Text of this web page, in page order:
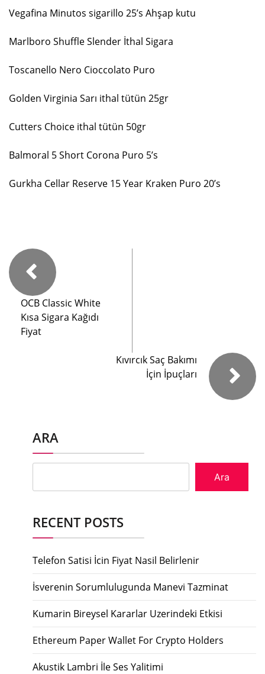
Vegafina Minutos sigarillo 25’s Ahşap kutu
Marlboro Shuffle Slender İthal Sigara
Toscanello Nero Cioccolato Puro
Golden Virginia Sarı ithal tütün 25gr
Cutters Choice ithal tütün 50gr
Balmoral 5 Short Corona Puro 5’s
Gurkha Cellar Reserve 15 Year Kraken Puro 20’s
OCB Classic White
Kısa Sigara Kağıdı
Fiyat
Kıvırcık Saç Bakımı
İçin İpuçları
ARA
Ara
RECENT POSTS
Telefon Satisi İcin Fiyat Nasil Belirlenir
İsverenin Sorumlulugunda Manevi Tazminat
Kumarin Bireysel Kararlar Uzerindeki Etkisi
Ethereum Paper Wallet For Crypto Holders
Akustik Lambri İle Ses Yalitimi